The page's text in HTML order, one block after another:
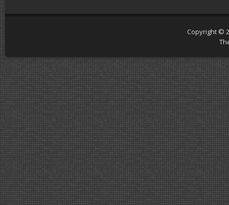
Copyright ©